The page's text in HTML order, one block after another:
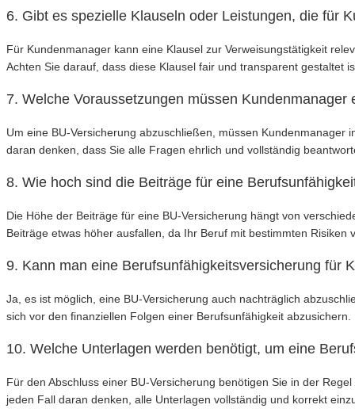
6. Gibt es spezielle Klauseln oder Leistungen, die für
Für Kundenmanager kann eine Klausel zur Verweisungstätigkeit
Achten Sie darauf, dass diese Klausel fair und transparent gestaltet
7. Welche Voraussetzungen müssen
Um eine BU-Versicherung abzuschließen, müssen
daran denken, dass Sie alle Fragen ehrlich und vollständig
8. Wie hoch sind die Beiträge für eine
Die Höhe der Beiträge für eine BU-Versicherung hängt von
Beiträge etwas höher ausfallen, da Ihr Beruf mit bestimmten Risiken
9. Kann man eine Berufsunfähigkeitsversicherung für
Ja, es ist möglich, eine BU-Versicherung auch nachträglich
sich vor den finanziellen Folgen einer Berufsunfähigkeit abzusichern.
10. Welche Unterlagen werden benötigt, um eine
Für den Abschluss einer BU-Versicherung benötigen Sie in der
jeden Fall daran denken, alle Unterlagen vollständig und korrekt